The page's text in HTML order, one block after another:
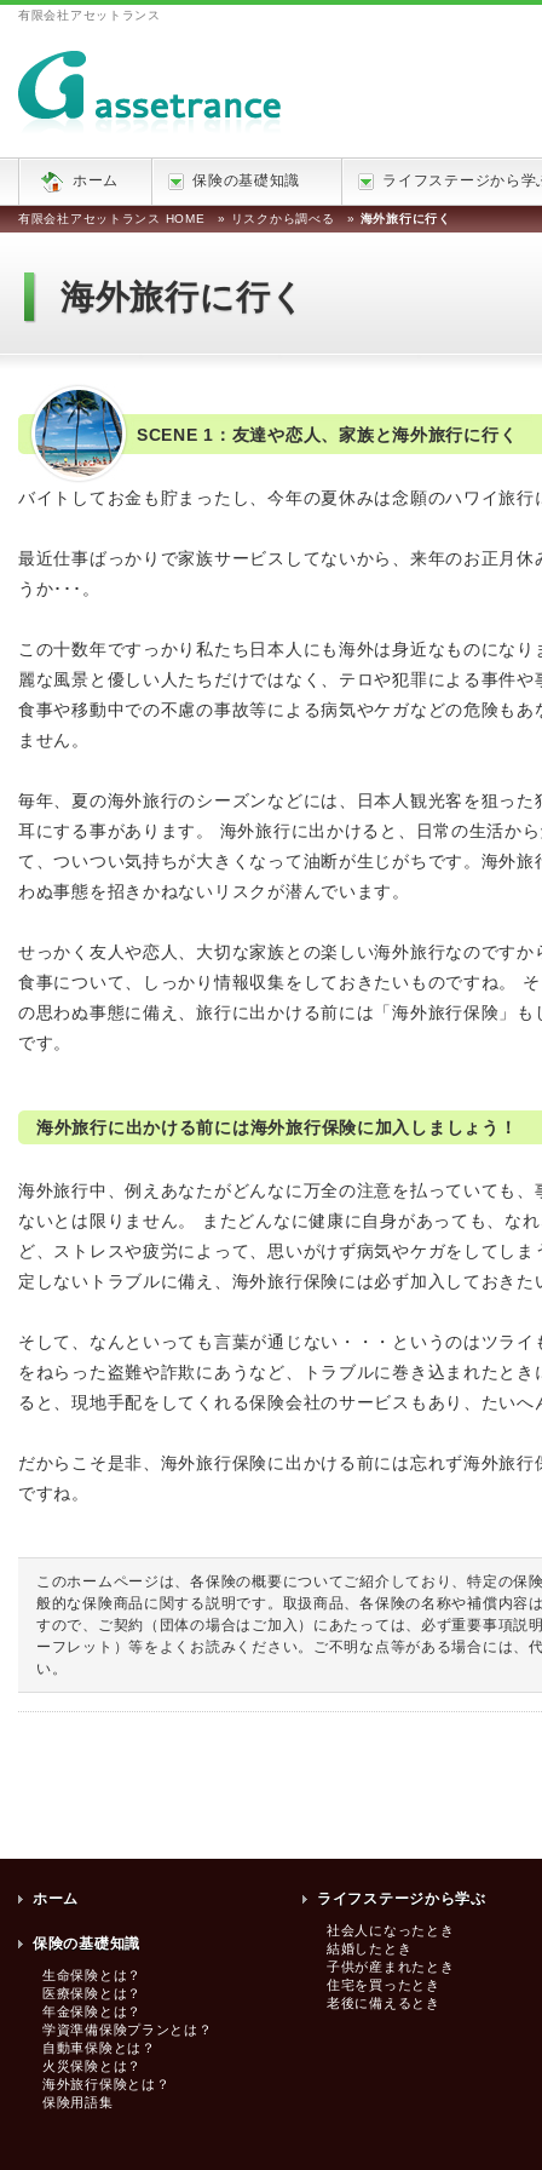
有限会社アセットランス
ホーム 保険の基礎知識 ライフステージから学
有限会社アセットランス HOME » リスクから調べる » 海外旅行に行く
海外旅行に行く
SCENE 1：友達や恋人、家族と海外旅行に行く
バイトしてお金も貯まったし、今年の夏休みは念願のハワイ旅行
最近仕事ばっかりで家族サービスしてないから、来年のお正月
うか･･･。
この十数年ですっかり私たち日本人にも海外は身近なものにな
麗な風景と優しい人たちだけではなく、テロや犯罪による事件
食事や移動中での不慮の事故等による病気やケガなどの危険も
ません。
毎年、夏の海外旅行のシーズンなどには、日本人観光客を狙っ
耳にする事があります。 海外旅行に出かけると、日常の生活か
て、ついつい気持ちが大きくなって油断が生じがちです。海外
わぬ事態を招きかねないリスクが潜んでいます。
せっかく友人や恋人、大切な家族との楽しい海外旅行なのです
食事について、しっかり情報収集をしておきたいものですね。
の思わぬ事態に備え、旅行に出かける前には「海外旅行保険」
です。
海外旅行に出かける前には海外旅行保険に加入しましょう！
海外旅行中、例えあなたがどんなに万全の注意を払っていても
ないとは限りません。 またどんなに健康に自身があっても、な
ど、ストレスや疲労によって、思いがけず病気やケガをしてし
定しないトラブルに備え、海外旅行保険には必ず加入しておきた
そして、なんといっても言葉が通じない・・・というのはツラ
をねらった盗難や詐欺にあうなど、トラブルに巻き込まれたと
ると、現地手配をしてくれる保険会社のサービスもあり、たい
だからこそ是非、海外旅行保険に出かける前には忘れず海外旅
ですね。
このホームページは、各保険の概要についてご紹介しており、特定の保
般的な保険商品に関する説明です。取扱商品、各保険の名称や補償内容
すので、ご契約（団体の場合はご加入）にあたっては、必ず重要事項説
ーフレット）等をよくお読みください。ご不明な点等がある場合には、
い。
ホーム
保険の基礎知識
生命保険とは？
医療保険とは？
年金保険とは？
学資準備保険プランとは？
自動車保険とは？
火災保険とは？
海外旅行保険とは？
保険用語集
ライフステージから学ぶ
社会人になったとき
結婚したとき
子供が産まれたとき
住宅を買ったとき
老後に備えるとき